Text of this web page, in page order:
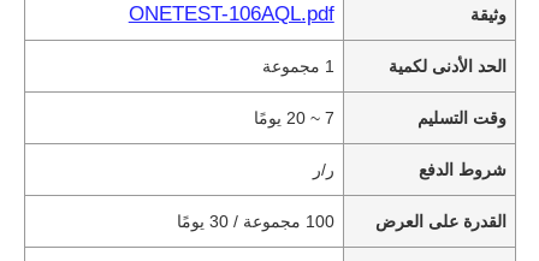
وثيقة ONETEST-106AQL.pdf
الحد الأدنى لكمية 1 مجموعة
وقت التسليم 7 ~ 20 يومًا
شروط الدفع ر/ر
القدرة على العرض 100 مجموعة / 30 يومًا